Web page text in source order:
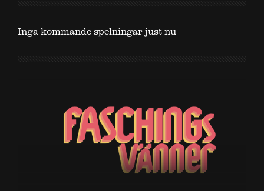
Inga kommande spelningar just nu